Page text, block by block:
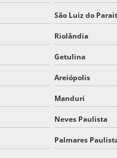
São Luiz do
Riolândia
Getulina
Areiópolis
Manduri
Neves Paulista
Palmares